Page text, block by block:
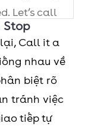
Let’s call
continue
Stop
Call it a
nhau về
biệt rõ
tránh việc
tiếp tự